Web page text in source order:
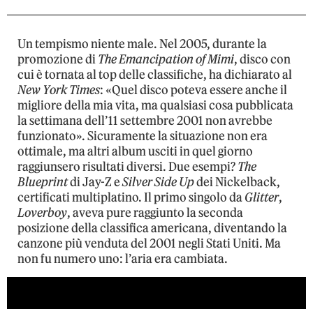
Un tempismo niente male. Nel 2005, durante la
promozione diThe Emancipation of Mimi, disco con
cui è tornata al top delle classifiche, ha dichiarato al
New York Times: «Quel disco poteva essere anche il
migliore della mia vita, ma qualsiasi cosa pubblicata
la settimana dell’11 settembre 2001 non avrebbe
funzionato». Sicuramente la situazione non era
ottimale, ma altri album usciti in quel giorno
raggiunsero risultati diversi. Due esempi?The
Blueprintdi Jay-Z eSilver Side Updei Nickelback,
certificati multiplatino. Il primo singolo daGlitter,
Loverboy, aveva pure raggiunto la seconda
posizione della classifica americana, diventando la
canzone più venduta del 2001 negli Stati Uniti. Ma
non fu numero uno: l’aria era cambiata.